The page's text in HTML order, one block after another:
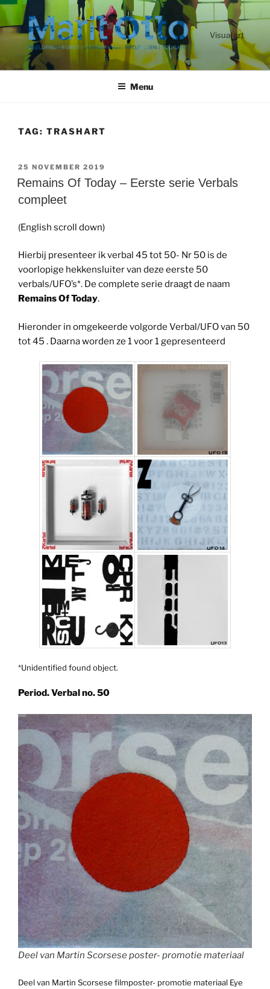
Ga
naar
de
Visual art
Menu
TAG: TRASHART
GEPLAATST
OP
25 NOVEMBER 2019
Remains Of Today – Eerste serie Verbals
compleet
(English scroll down)
Hierbij presenteer ik verbal 45 tot 50- Nr 50 is de
voorlopige hekkensluiter van deze eerste 50
verbals/UFO’s*. De complete serie draagt de naam
Remains Of Today.
Hieronder in omgekeerde volgorde Verbal/UFO van 50
tot 45 . Daarna worden ze 1 voor 1 gepresenteerd
*Unidentified found object.
Period. Verbal no. 50
Deel van Martin Scorsese poster- promotie materiaal
Deel van Martin Scorsese filmposter- promotie materiaal Eye